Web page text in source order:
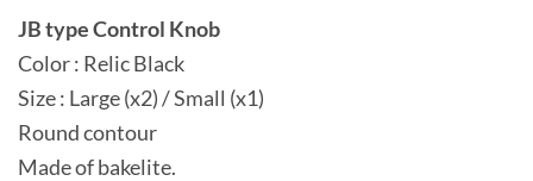
JB type Control Knob
Color : Relic Black
Size : Large (x2) / Small (x1)
Round contour
Made of bakelite.